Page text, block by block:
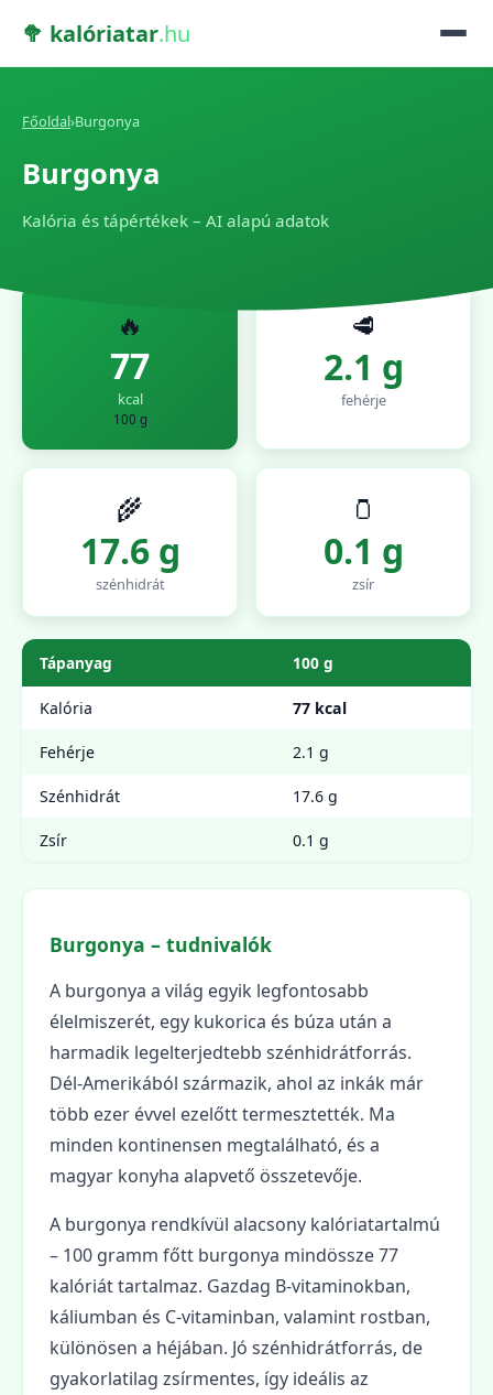
🥦 kalóriatar.hu
Főoldal›Burgonya
Burgonya
Kalória és tápértékek – AI alapú adatok
🔥
77
kcal
100 g
🥩
2.1 g
fehérje
🌾
17.6 g
szénhidrát
🫙
0.1 g
zsír
Tápanyag 100 g
Kalória 77 kcal
Fehérje 2.1 g
Szénhidrát 17.6 g
Zsír 0.1 g
Burgonya – tudnivalók
A burgonya a világ egyik legfontosabb
élelmiszerét, egy kukorica és búza után a
harmadik legelterjedtebb szénhidrátforrás.
Dél-Amerikából származik, ahol az inkák már
több ezer évvel ezelőtt termesztették. Ma
minden kontinensen megtalálható, és a
magyar konyha alapvető összetevője.
A burgonya rendkívül alacsony kalóriatartalmú
– 100 gramm főtt burgonya mindössze 77
kalóriát tartalmaz. Gazdag B-vitaminokban,
káliumban és C-vitaminban, valamint rostban,
különösen a héjában. Jó szénhidrátforrás, de
gyakorlatilag zsírmentes, így ideális az